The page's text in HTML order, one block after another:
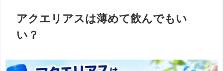
アクエリアスは薄めて飲んでもい
い？